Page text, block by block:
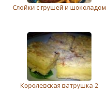
Слойки с грушей и шоколадом
Королевская ватрушка-2